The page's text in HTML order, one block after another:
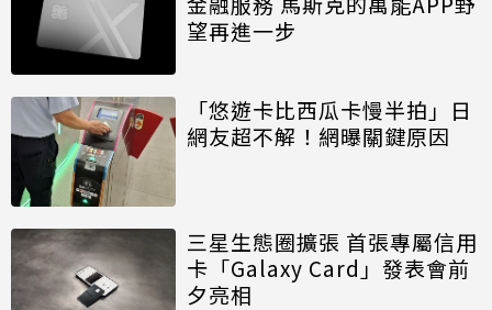
望再進一步
「悠遊卡比西瓜卡慢半拍」日
網友超不解！網曝關鍵原因
三星生態圈擴張 首張專屬信用
卡「Galaxy Card」發表會前
夕亮相